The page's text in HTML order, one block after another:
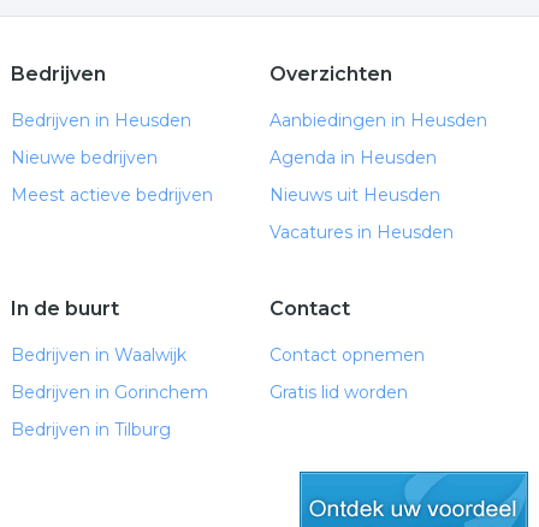
Bedrijven
Bedrijven in Heusden
Nieuwe bedrijven
Meest actieve bedrijven
Overzichten
Aanbiedingen in Heusden
Agenda in Heusden
Nieuws uit Heusden
Vacatures in Heusden
In de buurt
Bedrijven in Waalwijk
Bedrijven in Gorinchem
Bedrijven in Tilburg
Contact
Contact opnemen
Gratis lid worden